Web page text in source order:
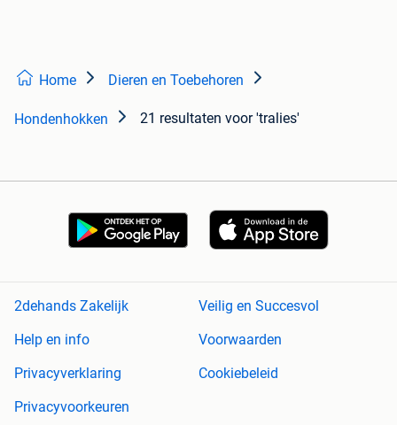
Home Dieren en Toebehoren
Hondenhokken 21 resultaten voor 'tralies'
2dehands Zakelijk
Veilig en Succesvol
Help en info
Voorwaarden
Privacyverklaring
Cookiebeleid
Privacyvoorkeuren